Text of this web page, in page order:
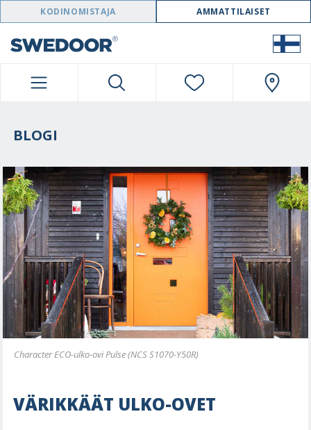
SWEDOOR NAVIGATION
KODINOMISTAJA AMMATTILAISET
BLOGI
Character ECO-ulko-ovi Pulse (NCS S1070-Y50R)
VÄRIKKÄÄT ULKO-OVET